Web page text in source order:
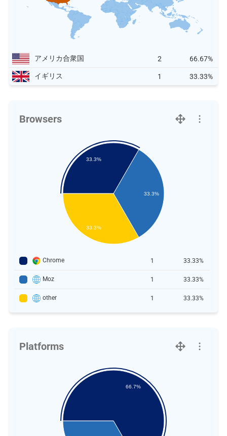
アメリカ合衆国 2 66.67%
イギリス 1 33.33%
Browsers
33.3%
33.3%
33.3%
Chrome 1 33.33%
Moz 1 33.33%
other 1 33.33%
Platforms
66.7%